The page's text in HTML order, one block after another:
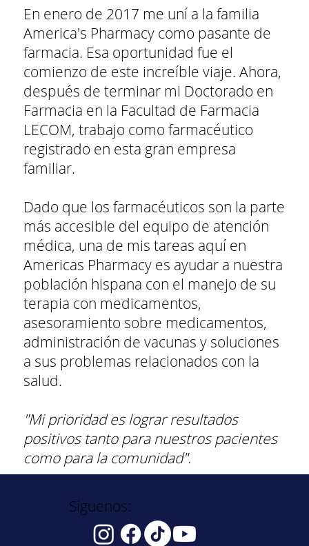
En enero de 2017 me uní a la familia
America's Pharmacy como pasante de
farmacia. Esa oportunidad fue el
comienzo de este increíble viaje. Ahora,
después de terminar mi Doctorado en
Farmacia en la Facultad de Farmacia
LECOM, trabajo como farmacéutico
registrado en esta gran empresa
familiar.
Dado que los farmacéuticos son la parte
más accesible del equipo de atención
médica, una de mis tareas aquí en
Americas Pharmacy es ayudar a nuestra
población hispana con el manejo de su
terapia con medicamentos,
asesoramiento sobre medicamentos,
administración de vacunas y soluciones
a sus problemas relacionados con la
salud.
"Mi prioridad es lograr resultados
positivos tanto para nuestros pacientes
como para la comunidad".
Síguenos: